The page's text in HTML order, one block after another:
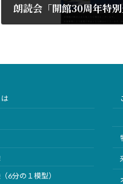
朗読会「開館30周年特
6分の１模型）